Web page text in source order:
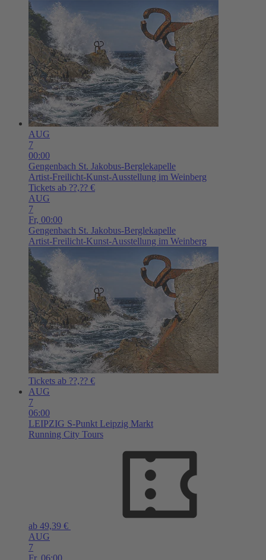
AUG
7
00:00
Gengenbach St. Jakobus-Berglekapelle
Artist-Freilicht-Kunst-Ausstellung im Weinberg
Tickets ab ??,?? €
AUG
7
Fr, 00:00
Gengenbach St. Jakobus-Berglekapelle
Artist-Freilicht-Kunst-Ausstellung im Weinberg
Tickets ab ??,?? €
AUG
7
06:00
LEIPZIG S-Punkt Leipzig Markt
Running City Tours
ab 49,39 €
AUG
7
Fr, 06:00